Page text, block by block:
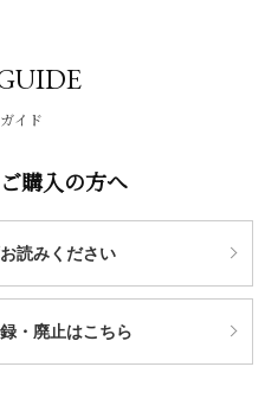
イド
購入の方へ
読みください
・廃止はこちら